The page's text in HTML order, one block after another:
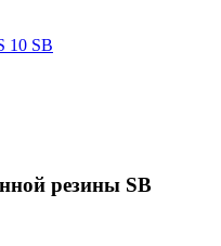
резины SB